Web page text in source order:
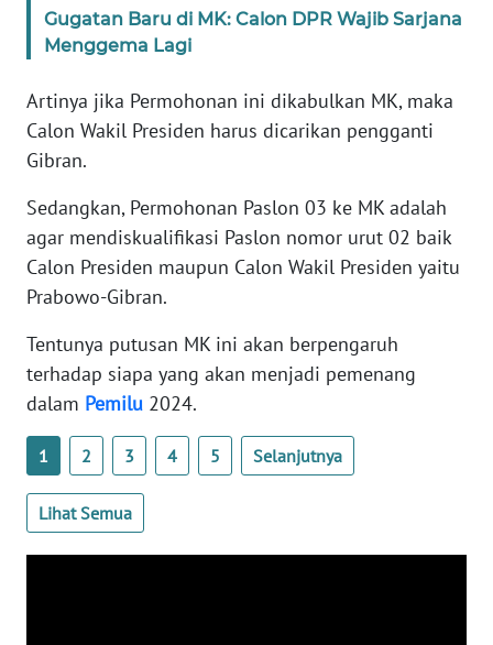
Gugatan Baru di MK: Calon DPR Wajib Sarjana
Menggema Lagi
Artinya jika Permohonan ini dikabulkan MK, maka
Calon Wakil Presiden harus dicarikan pengganti
Gibran.
Sedangkan, Permohonan Paslon 03 ke MK adalah
agar mendiskualifikasi Paslon nomor urut 02 baik
Calon Presiden maupun Calon Wakil Presiden yaitu
Prabowo-Gibran.
Tentunya putusan MK ini akan berpengaruh
terhadap siapa yang akan menjadi pemenang
dalam Pemilu 2024.
1 2 3 4 5 Selanjutnya
Lihat Semua
JAKARTA
JABAR
WN
WN
NTT
KEPRI
WN
PAPUA
WN
PAPUA